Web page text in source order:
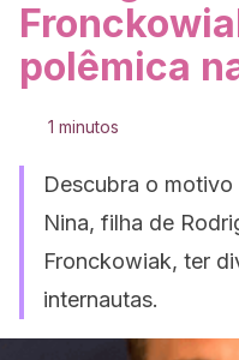
polêmica
1 minutos
Descubra o
Nina, filha de
Fronckowiak, ter
internautas.